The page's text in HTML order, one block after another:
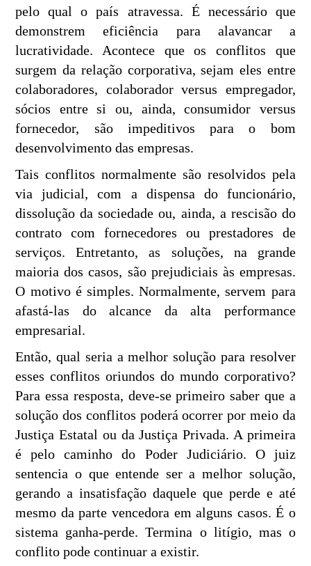
pelo qual o país atravessa. É necessário que
demonstrem eficiência para alavancar a
lucratividade. Acontece que os conflitos que
surgem da relação corporativa, sejam eles entre
colaboradores, colaborador versus empregador,
sócios entre si ou, ainda, consumidor versus
fornecedor, são impeditivos para o bom
desenvolvimento das empresas.
Tais conflitos normalmente são resolvidos pela
via judicial, com a dispensa do funcionário,
dissolução da sociedade ou, ainda, a rescisão do
contrato com fornecedores ou prestadores de
serviços. Entretanto, as soluções, na grande
maioria dos casos, são prejudiciais às empresas.
O motivo é simples. Normalmente, servem para
afastá-las do alcance da alta performance
empresarial.
Então, qual seria a melhor solução para resolver
esses conflitos oriundos do mundo corporativo?
Para essa resposta, deve-se primeiro saber que a
solução dos conflitos poderá ocorrer por meio da
Justiça Estatal ou da Justiça Privada. A primeira
é pelo caminho do Poder Judiciário. O juiz
sentencia o que entende ser a melhor solução,
gerando a insatisfação daquele que perde e até
mesmo da parte vencedora em alguns casos. É o
sistema ganha-perde. Termina o litígio, mas o
conflito pode continuar a existir.